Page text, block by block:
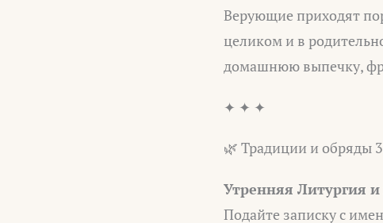
Верующие приходят
целиком и в
домашнюю выпечку,
✦ ✦ ✦
🌿 Традиции и обряды
Утренняя Литургия
Подайте записку с